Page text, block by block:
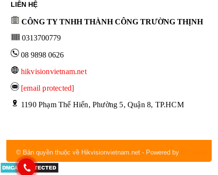
LIÊN HỆ
CÔNG TY TNHH THÀNH CÔNG TRƯỜNG THỊNH
0313700779
08 9898 0626
hikvisionvietnam.net
[email protected]
1190 Phạm Thế Hiển, Phường 5, Quận 8, TP.HCM
© Bản quyền thuộc về Hikvisionvietnam.net - Powered by